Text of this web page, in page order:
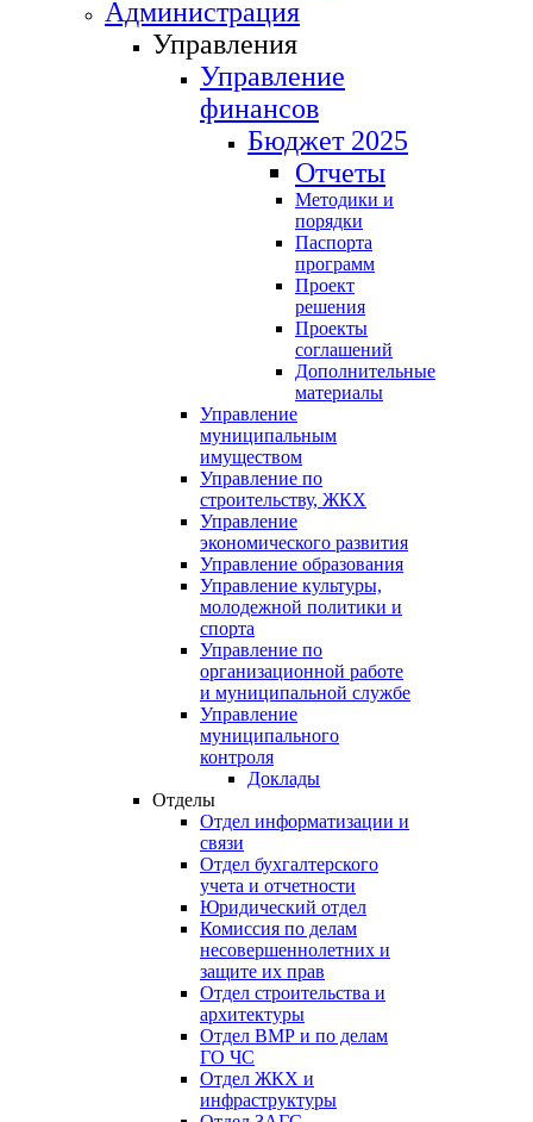
Администрация
Управления
Управление
финансов
Бюджет 2025
Отчеты
Методики и
порядки
Паспорта
программ
Проект
решения
Проекты
соглашений
Дополнительные
материалы
Управление
муниципальным
имуществом
Управление по
строительству, ЖКХ
Управление
экономического развития
Управление образования
Управление культуры,
молодежной политики и
спорта
Управление по
организационной работе
и муниципальной службе
Управление
муниципального
контроля
Доклады
Отделы
Отдел информатизации и
связи
Отдел бухгалтерского
учета и отчетности
Юридический отдел
Комиссия по делам
несовершеннолетних и
защите их прав
Отдел строительства и
архитектуры
Отдел ВМР и по делам
ГО ЧС
Отдел ЖКХ и
инфраструктуры